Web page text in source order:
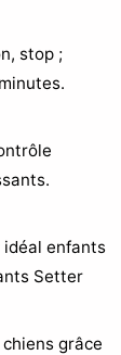
stop ;
idéal enfants
Setter
grâce